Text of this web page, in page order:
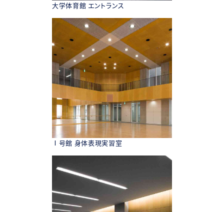
大学体育館 エントランス
Ⅰ号館 身体表現実習室